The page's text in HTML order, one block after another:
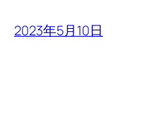
2023年5月10日